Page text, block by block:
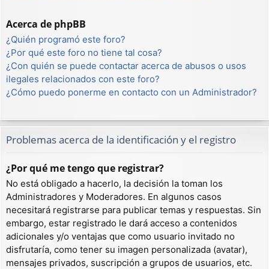
Acerca de phpBB
¿Quién programó este foro?
¿Por qué este foro no tiene tal cosa?
¿Con quién se puede contactar acerca de abusos o usos
ilegales relacionados con este foro?
¿Cómo puedo ponerme en contacto con un Administrador?
Problemas acerca de la identificación y el registro
¿Por qué me tengo que registrar?
No está obligado a hacerlo, la decisión la toman los
Administradores y Moderadores. En algunos casos
necesitará registrarse para publicar temas y respuestas. Sin
embargo, estar registrado le dará acceso a contenidos
adicionales y/o ventajas que como usuario invitado no
disfrutaría, como tener su imagen personalizada (avatar),
mensajes privados, suscripción a grupos de usuarios, etc.